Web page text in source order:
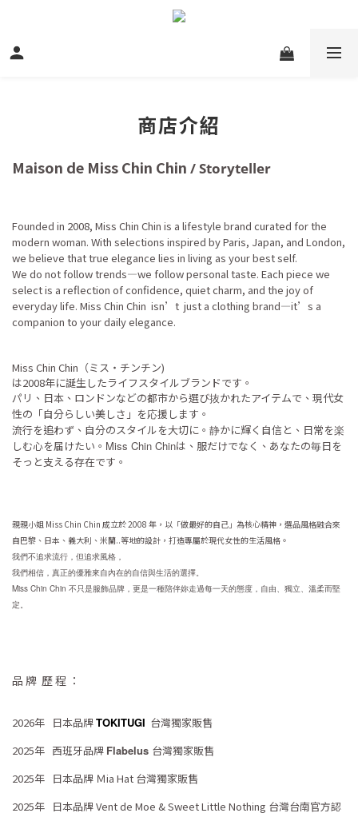
商店介紹
Maison de Miss Chin Chin / Storyteller
Founded in 2008, Miss Chin Chin is a lifestyle brand curated for the
modern woman. With selections inspired by Paris, Japan, and London,
we believe that true elegance lies in living as your best self.
We do not follow trends—we follow personal taste. Each piece we
select is a reflection of confidence, quiet charm, and the joy of
everyday life. Miss Chin Chin isn’t just a clothing brand—it’s a
companion to your daily elegance.
Miss Chin Chin（ミス・チンチン)
は2008年に誕生したライフスタイルブランドです。
パリ、日本、ロンドンなどの都市から選び抜かれたアイテムで、現代女
性の「自分らしい美しさ」を応援します。
流行を追わず、自分のスタイルを大切に。静かに輝く自信と、日常を楽
しむ心を届けたい。 Miss Chin Chinは、服だけでなく、あなたの毎日を
そっと支える存在です。
親親小姐 Miss Chin Chin 成立於 2008 年，以「做最好的自己」為核心精神，選品風格融合來
自巴黎、日本、義大利 、米蘭..等地的設計，打造專屬於現代女性的生活風格。
我們不追求流行，但追求風格，
我們相信，真正的優雅來自內在的自信與生活的選擇。
Miss Chin Chin 不只是服飾品牌，更是一種陪伴妳走過每一天的態度 ， 自由、獨立、溫柔而堅
定。
品 牌 歷 程 ：
2026年 日本品牌TOKITUGI 台灣獨家販售
2025年 西班牙品牌 Flabelus 台灣獨家販售
2025年 日本品牌 Ｍia Hat 台灣獨家販售
2025年 日本品牌 Vent de Moe & Sweet Little Nothing 台灣台南官方認